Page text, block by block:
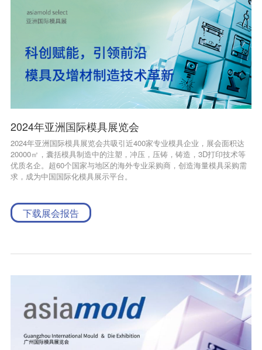
2024年亚洲国际模具展览会
2024年亚洲国际模具展览会共吸引近400家专业模具企业，展会面积达
20000㎡，囊括模具制造中的注塑，冲压，压铸，铸造，3D打印技术等
优质名企。超60个国家与地区的海外专业采购商，创造海量模具采购需
求，成为中国国际化模具展示平台。
下载展会报告